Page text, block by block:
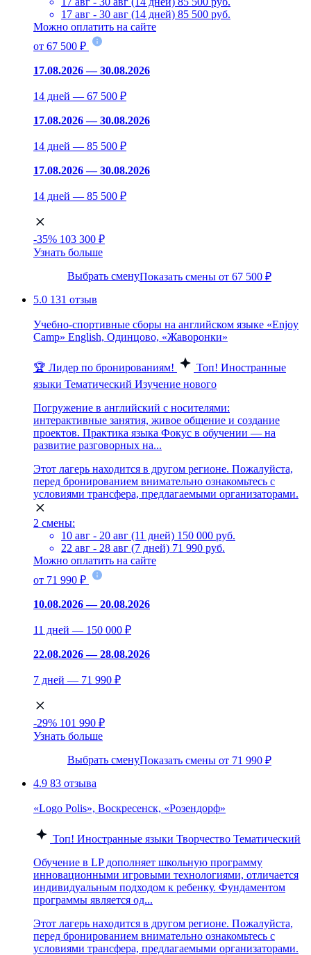
17 авг - 30 авг (14 дней) 85 500 руб.
Можно оплатить на сайте
от 67 500 ₽
17.08.2026 — 30.08.2026
14 дней — 67 500 ₽
17.08.2026 — 30.08.2026
14 дней — 85 500 ₽
17.08.2026 — 30.08.2026
14 дней — 85 500 ₽
-35% 103 300 ₽
Узнать больше
Выбрать сменуПоказать смены от 67 500 ₽
5.0 131 отзыв
Учебно-спортивные сборы на английском языке «Enjoy
Camp» English, Одинцово, «Жаворонки»
🏆 Лидер по бронированиям! Топ! Иностранные
языки Тематический Изучение нового
Погружение в английский с носителями:
интерактивные занятия, живое общение и создание
проектов. Практика языка Фокус в обучении — на
развитие разговорных на...
Этот лагерь находится в другом регионе. Пожалуйста,
перед бронированием внимательно ознакомьтесь с
условиями трансфера, предлагаемыми организаторами.
2 смены:
10 авг - 20 авг (11 дней) 150 000 руб.
22 авг - 28 авг (7 дней) 71 990 руб.
Можно оплатить на сайте
от 71 990 ₽
10.08.2026 — 20.08.2026
11 дней — 150 000 ₽
22.08.2026 — 28.08.2026
7 дней — 71 990 ₽
-29% 101 990 ₽
Узнать больше
Выбрать сменуПоказать смены от 71 990 ₽
4.9 83 отзыва
«Logo Polis», Воскресенск, «Розендорф»
Топ! Иностранные языки Творчество Тематический
Обучение в LP дополняет школьную программу
инновационными игровыми технологиями, отличается
индивидуальным подходом к ребенку. Фундаментом
программы является од...
Этот лагерь находится в другом регионе. Пожалуйста,
перед бронированием внимательно ознакомьтесь с
условиями трансфера, предлагаемыми организаторами.